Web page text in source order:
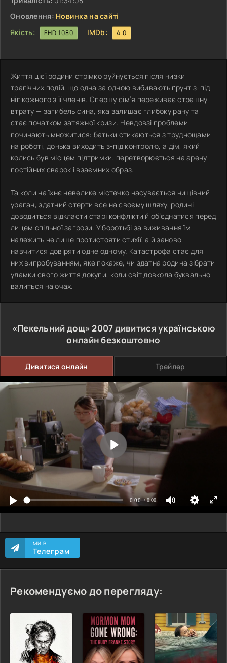
Оновлення: Новинка на сайті
Якість:
FHD 1080 IMDb: 4.0
Життя цієї родини стрімко руйнується після низки
трагічних подій, що одна за одною вибивають ґрунт з-під
ніг кожного з її членів. Спершу сім’я переживає страшну
втрату — загибель сина, яка залишає глибоку рану та
стає початком затяжної кризи. Невдовзі проблеми
починають множитися: батьки стикаються з труднощами
на роботі, донька виходить з-під контролю, а дім, який
колись був місцем підтримки, перетворюється на арену
постійних сварок і взаємних образ.
Та коли на їхнє невелике містечко насувається нищівний
ураган, здатний стерти все на своєму шляху, родині
доводиться відкласти старі конфлікти й об’єднатися перед
лицем спільної загрози. У боротьбі за виживання їм
належить не лише протистояти стихії, а й заново
навчитися довіряти одне одному. Катастрофа стає для
них випробуванням, яке покаже, чи здатна родина зібрати
уламки свого життя докупи, коли світ довкола буквально
валиться на очах.
«Пекельний дощ»2007дивитися українською
онлайн безкоштовно
Дивитися онлайн Трейлер
МИ В
Телеграм
Рекомендуємо до перегляду: